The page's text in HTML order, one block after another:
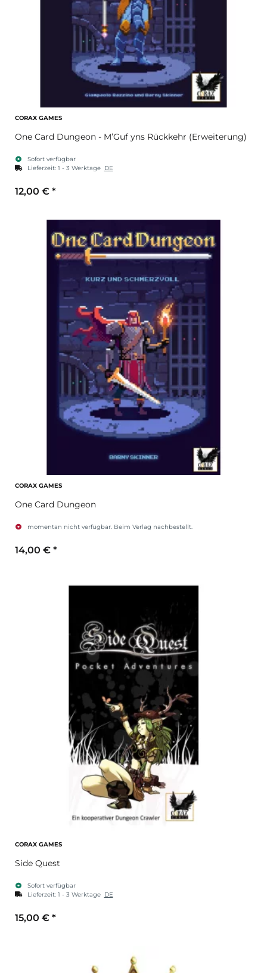
CORAX GAMES
One Card Dungeon - M’Guf yns Rückkehr (Erweiterung)
Sofort verfügbar
Lieferzeit: 1 - 3 Werktage DE
12,00 € *
CORAX GAMES
One Card Dungeon
momentan nicht verfügbar. Beim Verlag nachbestellt.
14,00 € *
CORAX GAMES
Side Quest
Sofort verfügbar
Lieferzeit: 1 - 3 Werktage DE
15,00 € *